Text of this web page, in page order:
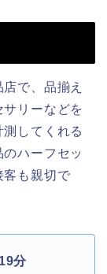
で、品揃え
リーなどを
してくれる
ハーフセッ
客も親切で
分